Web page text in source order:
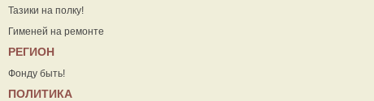
Тазики на полку!
Гименей на ремонте
РЕГИОН
Фонду быть!
ПОЛИТИКА